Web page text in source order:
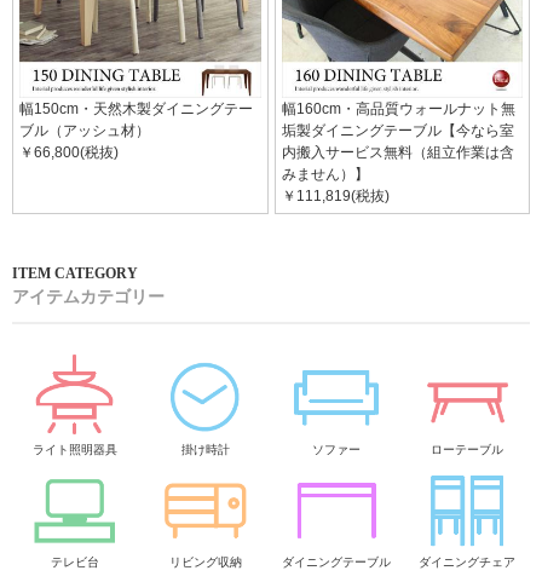
幅150cm・天然木製ダイニングテー
ブル（アッシュ材）
￥66,800(税抜)
幅160cm・高品質ウォールナット無
垢製ダイニングテーブル【今なら室
内搬入サービス無料（組立作業は含
みません）】
￥111,819(税抜)
アイテムカテゴリー
ライト照明器具 掛け時計 ソファー ローテーブル
テレビ台 リビング収納 ダイニングテーブル ダイニングチェア